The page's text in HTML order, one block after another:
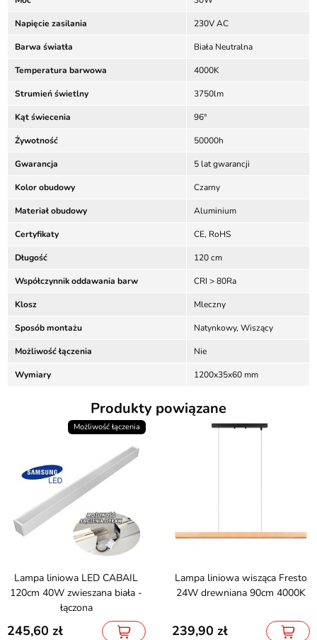
Napięcie zasilania 230V AC
Barwa światła Biała Neutralna
Temperatura barwowa 4000K
Strumień świetlny 3750lm
Kąt świecenia 96°
Żywotność 50000h
Gwarancja 5 lat gwarancji
Kolor obudowy Czarny
Materiał obudowy Aluminium
Certyfikaty CE, RoHS
Długość 120 cm
Współczynnik oddawania barw CRI > 80Ra
Klosz Mleczny
Sposób montażu Natynkowy, Wiszący
Możliwość łączenia Nie
Wymiary 1200x35x60 mm
Produkty powiązane
Możliwość łączenia
Lampa liniowa LED CABAIL
120cm 40W zwieszana biała -
łączona
245,60
Lampa liniowa wisząca Fresto
24W drewniana 90cm 4000K
239,90